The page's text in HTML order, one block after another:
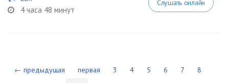
4 часа 48 минут
Слушать онлайн
← предыдущая первая 3 4 5 6 7
8